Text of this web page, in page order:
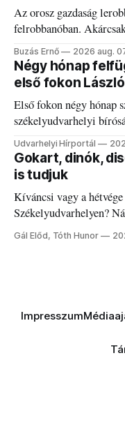
Az orosz gazdaság
felrobbanóban.
elégedetlen vezetőivel.
Buzás Ernő 2026 aug.
Négy hónap
első fokon
Első fokon négy hónap
székelyudvarhelyi
Udvarhelyi Hírportál
Gokart, dinók,
is tudjuk
Kíváncsi vagy a
Székelyudvarhelyen?
a fogaddal, a fogorvosi
Gál Előd, Tóth Hunor
Impresszum